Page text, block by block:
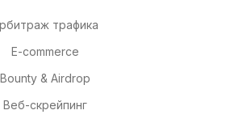
трафика
E-commerce
Bounty & Airdrop
Веб-скрейпинг